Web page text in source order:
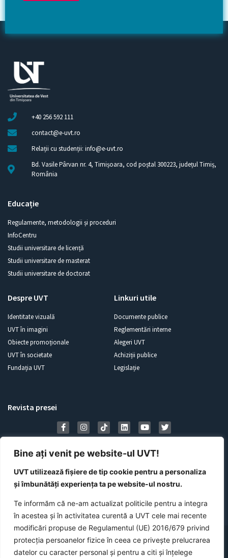
Bine ați venit pe website-ul UVT!
UVT utilizează fișiere de tip cookie pentru a personaliza
și îmbunătăți experiența ta pe website-ul nostru.
Te informăm că ne-am actualizat politicile pentru a integra
în acestea și în activitatea curentă a UVT cele mai recente
modificări propuse de Regulamentul (UE) 2016/679 privind
protecția persoanelor fizice în ceea ce privește prelucrarea
datelor cu caracter personal și pentru a citi și înțelege
+40 256 592 111
contact@e-uvt.ro
Relații cu studenții: info@e-uvt.ro
Bd. Vasile Pârvan nr. 4, Timișoara, cod poștal 300223, județul Timiș,
România
Educație
Regulamente, metodologii și proceduri
InfoCentru
Studii universitare de licență
Studii universitare de masterat
Studii universitare de doctorat
Despre UVT
Identitate vizuală
UVT în imagini
Obiecte promoționale
UVT în societate
Fundația UVT
Linkuri utile
Documente publice
Reglementări interne
Alegeri UVT
Achiziții publice
Legislație
Revista presei